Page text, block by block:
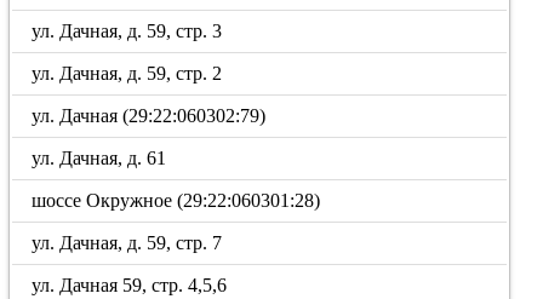
ул. Дачная, д. 59, стр. 3
ул. Дачная, д. 59, стр. 2
ул. Дачная (29:22:060302:79)
ул. Дачная, д. 61
шоссе Окружное (29:22:060301:28)
ул. Дачная, д. 59, стр. 7
ул. Дачная 59, стр. 4,5,6